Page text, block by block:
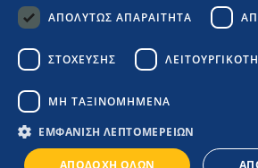
cruises@navigator.gr
Copyrights Navigator ©
ΜΗ.Τ.Ε
Πολιτική Ποιότητας
Booking Engine:
ΑΠΟΛΎΤΩΣ ΑΠΑΡΑΊΤΗΤΑ
ΣΤΌΧΕΥΣΗΣ
ΜΗ ΤΑΞΙΝΟΜΗΜΈΝΑ
ΕΜΦΆΝΙΣΗ ΛΕΠΤΟΜΕΡΕΙΏΝ
ΑΠΟΔΟΧΉ ΌΛΩΝ